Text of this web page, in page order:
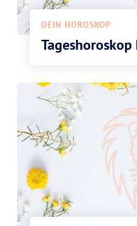
DEIN HOROSKOP
Tageshoroskop